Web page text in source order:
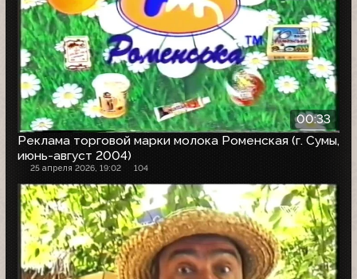
00:33
Реклама торговой марки молока Роменская (г. Сумы,
июнь-август 2004)
25 апреля 2026, 19:02 104